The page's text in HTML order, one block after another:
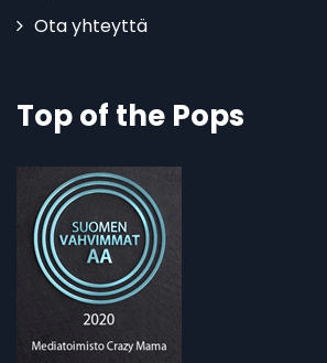
Ota yhteyttä
Top of the Pops